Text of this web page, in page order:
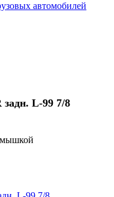
автомобилей
L-99 7/8
мышкой